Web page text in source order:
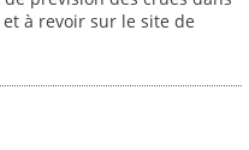
à revoir sur le site de